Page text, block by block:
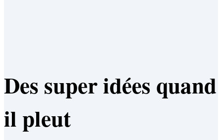
Des super idées quand
il pleut